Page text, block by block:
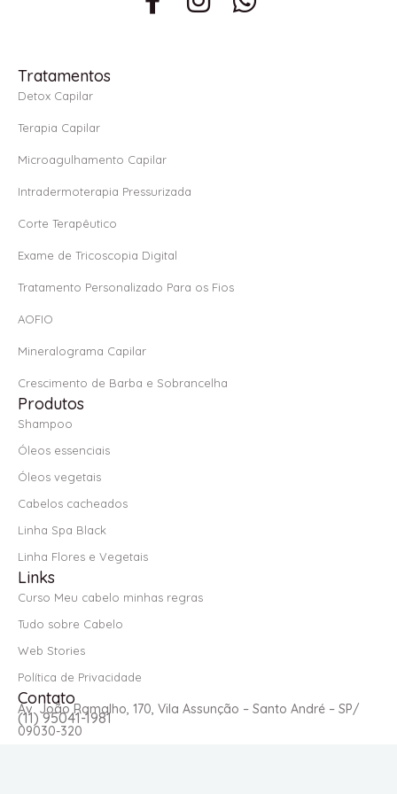
a
o
-
n h
Tratamentos
Detox Capilar
Terapia Capilar
Microagulhamento Capilar
Intradermoterapia Pressurizada
Corte Terapêutico
Exame de Tricoscopia Digital
Tratamento Personalizado Para os Fios
AOFIO
Mineralograma Capilar
Crescimento de Barba e Sobrancelha
Produtos
Shampoo
Óleos essenciais
Óleos vegetais
Cabelos cacheados
Linha Spa Black
Linha Flores e Vegetais
Links
Curso Meu cabelo minhas regras
Tudo sobre Cabelo
Web Stories
Política de Privacidade
Contato
(11) 95041-1981
Av. João Ramalho, 170, Vila Assunção – Santo André – SP/
09030-320